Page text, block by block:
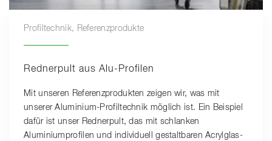
Profiltechnik, Referenzprodukte
Rednerpult aus Alu-Profilen
Mit unseren Referenzprodukten zeigen wir, was mit
unserer Aluminium-Profiltechnik möglich ist. Ein Beispiel
dafür ist unser Rednerpult, das mit schlanken
Aluminiumprofilen und individuell gestaltbaren Acrylglas-